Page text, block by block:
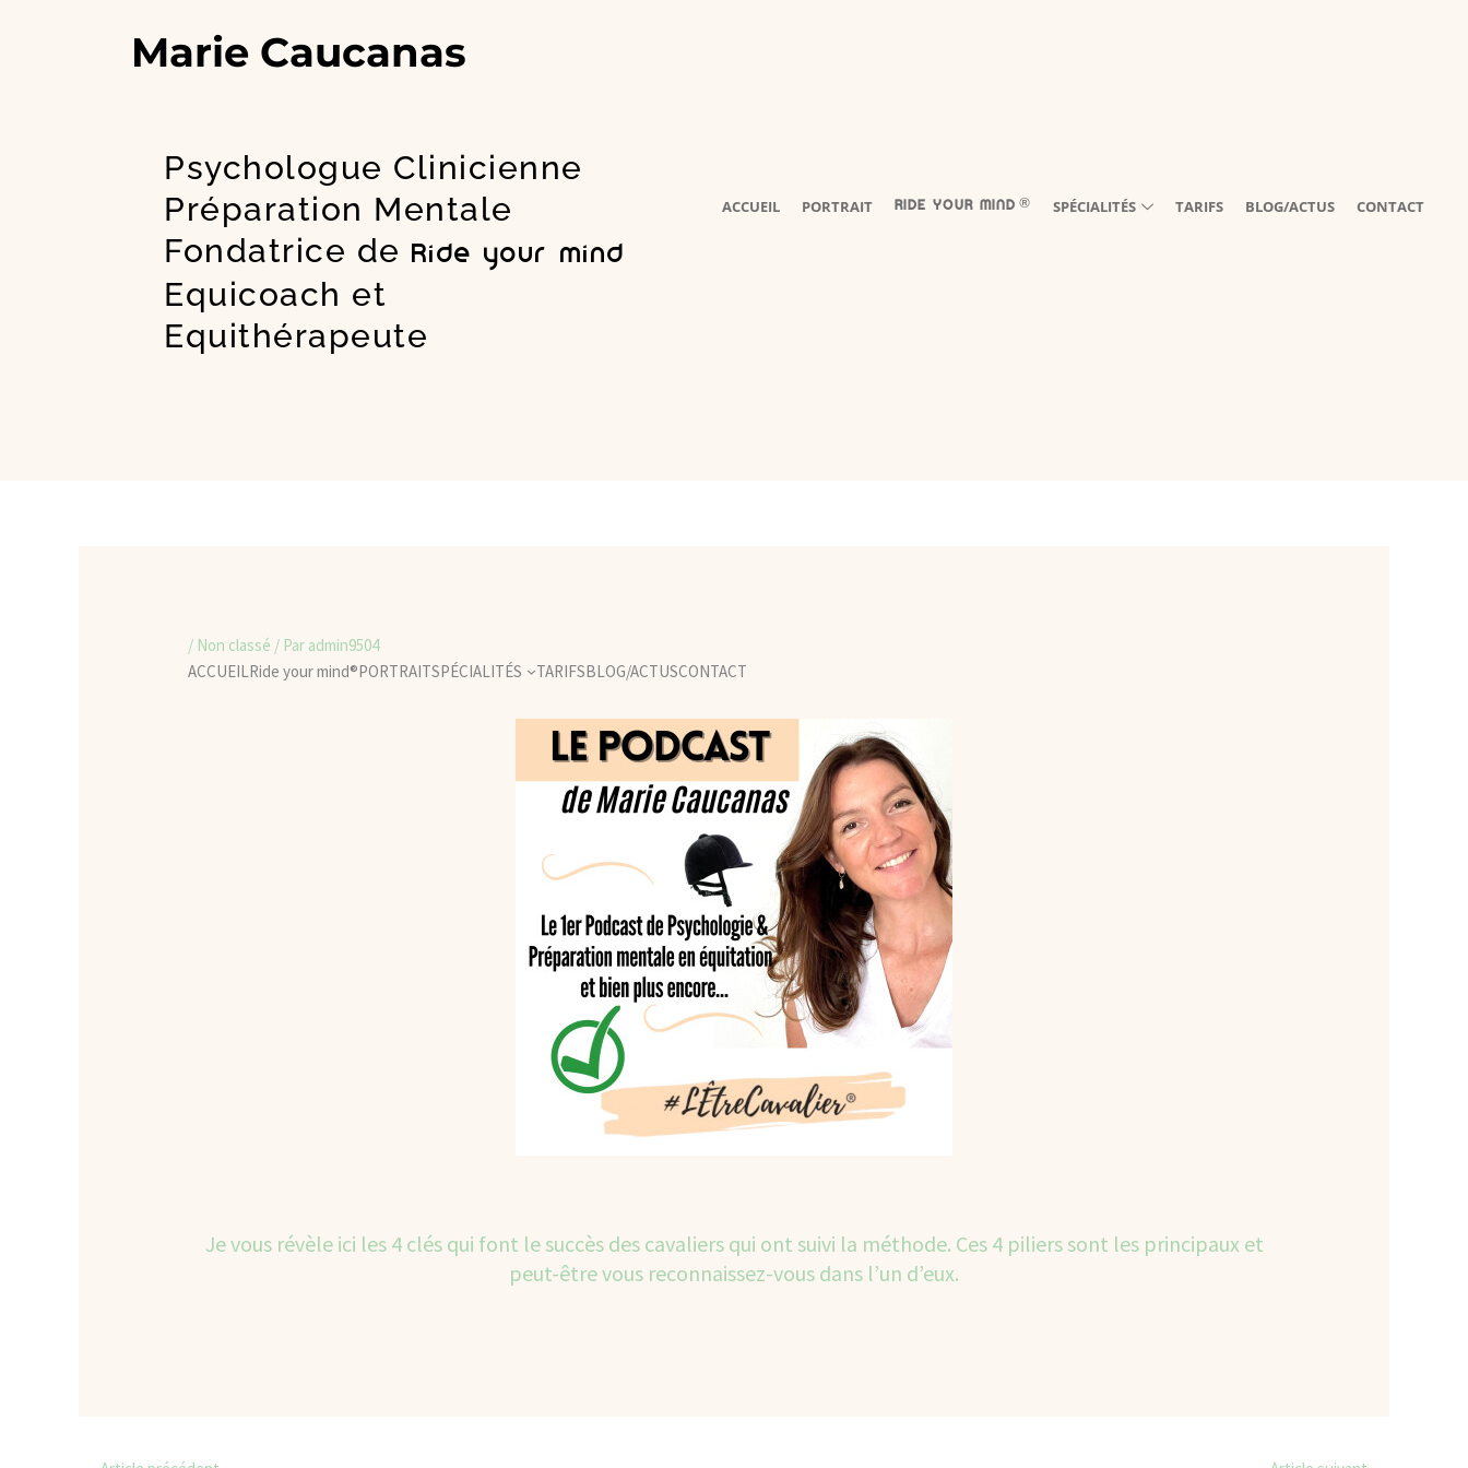
Marie Caucanas
Psychologue Clinicienne
Préparation Mentale
Fondatrice de Ride your mind
Equicoach et
Equithérapeute
ACCUEIL PORTRAIT RIDE YOUR MIND ®️ SPÉCIALITÉS TARIFS BLOG/ACTUS CONTACT
/ Non classé / Par admin9504
ACCUEILRide your mind®️PORTRAITSPÉCIALITÉS TARIFSBLOG/ACTUSCONTACT
Je vous révèle ici les 4 clés qui font le succès des cavaliers qui ont suivi la méthode. Ces 4 piliers sont les principaux et
peut-être vous reconnaissez-vous dans l’un d’eux.